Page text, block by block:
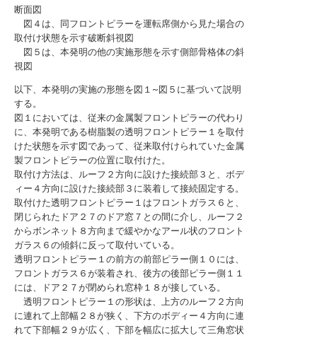
断面図
図４は、同フロントピラーを運転席側から見た場合の
取付け状態を示す破断斜視図
図５は、本発明の他の実施形態を示す側部骨格体の斜
視図
以下、本発明の実施の形態を図１~図５に基づいて説明
する。
図１においては、従来の金属製フロントピラーの代わり
に、本発明である樹脂製の透明フロントピラー１を取付
けた状態を示す図であって、従来取付けられていた金属
製フロントピラーの位置に取付けた。
取付け方法は、ルーフ２方向に設けた接続部３と、ボデ
ィー４方向に設けた接続部３に装着して接続固定する。
取付けた透明フロントピラー１はフロントガラス６と、
閉じられたドア２７のドア窓７との間に介し、ルーフ２
からボンネット８方向まで緩やかなアール状のフロント
ガラス６の傾斜に反って取付いている。
透明フロントピラー１の前方の前部ピラー側１０には、
フロントガラス６が装着され、後方の後部ピラー側１１
には、ドア２７が閉められ窓枠１８が接している。
透明フロントピラー１の形状は、上方のルーフ２方向
に連れて上部幅２８が狭く、下方のボディー４方向に連
れて下部幅２９が広く、下部を幅広に拡大して三角窓状